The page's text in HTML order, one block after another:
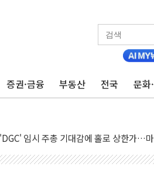
증권·금융 부동산 전국 문화
성과급 반대…상법·자본시장법 개정 논
AI주 차익실현 속 혼조세...웨스턴디지
일 발사에 긴급 안보 점검회의
실적 호조까지, 상승...호실적 보고 기업
라 민간인 '사파리' 공격… 시민들 공포감
장 레버리지 위험수위…숨은 차입이 더
명 중상…대응 1단계 진압 중